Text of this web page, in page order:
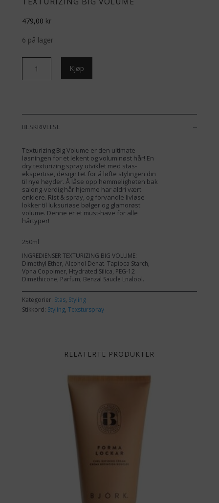
479,00 kr
6 på lager
Kjøp
BESKRIVELSE
Texturizing Big Volume er den ultimate
løsningen for et lekent og voluminøst hår! En
dry texturizing spray utviklet med stas-
ekspertise, designTet for å løfte stylingen din
til nye høyder. Å låse opp hemmeligheten bak
salong-verdig hår hjemme har aldri vært
enklere. Rist & spray, og forvandle livløse
lokker til luksuriøse bølger og glamorøst
volume. Denne er et must-have for alle
hårtyper!
250ml
INGREDIENSER TEXTURIZING BIG VOLUME:
Dimethyl Ether, Alcohol Denat. Tapioca Starch,
Vpna Copolmer, Htydrated Silica, PEG-12
Dimethicone, Parfum, Benzal Saucle Lnalool.
Kategorier: Stas, Styling
Stikkord: Styling, Texsturspray
RELATERTE PRODUKTER